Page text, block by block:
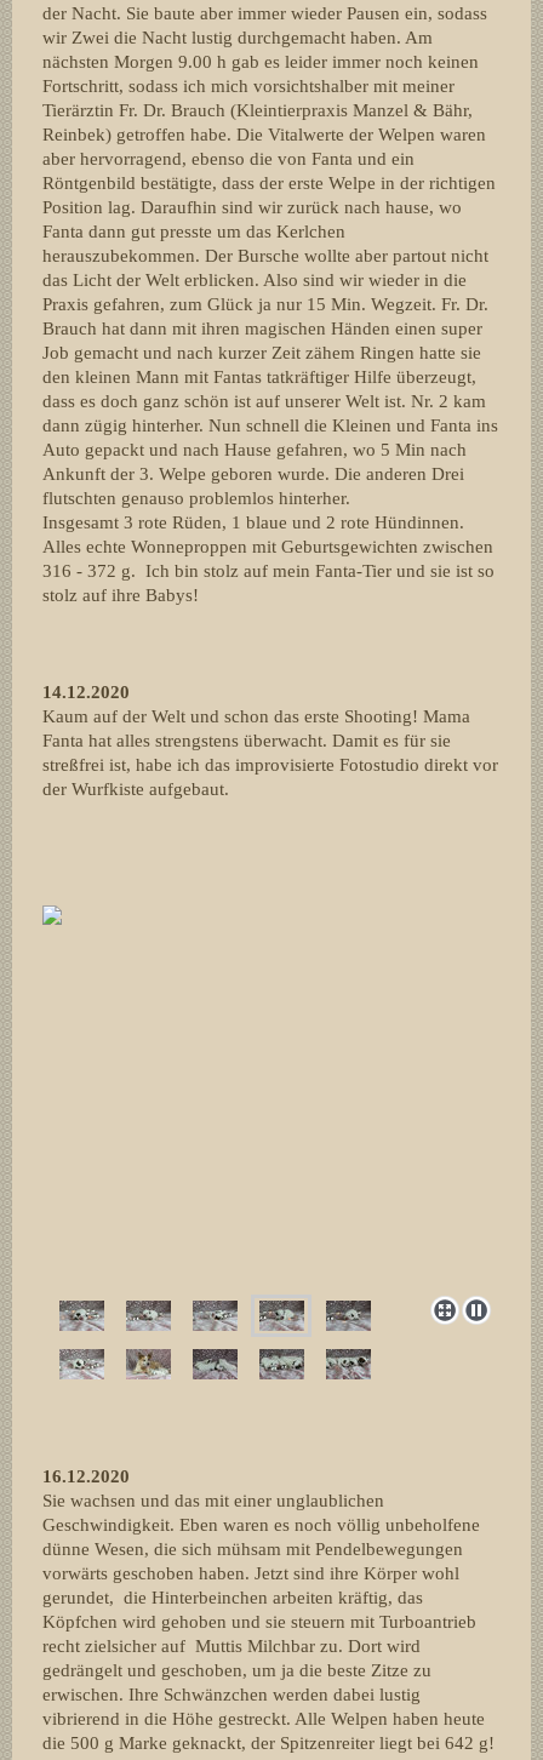
der Nacht. Sie baute aber immer wieder Pausen ein, sodass
wir Zwei die Nacht lustig durchgemacht haben. Am
nächsten Morgen 9.00 h gab es leider immer noch keinen
Fortschritt, sodass ich mich vorsichtshalber mit meiner
Tierärztin Fr. Dr. Brauch (Kleintierpraxis Manzel & Bähr,
Reinbek) getroffen habe. Die Vitalwerte der Welpen waren
aber hervorragend, ebenso die von Fanta und ein
Röntgenbild bestätigte, dass der erste Welpe in der richtigen
Position lag. Daraufhin sind wir zurück nach hause, wo
Fanta dann gut presste um das Kerlchen
herauszubekommen. Der Bursche wollte aber partout nicht
das Licht der Welt erblicken. Also sind wir wieder in die
Praxis gefahren, zum Glück ja nur 15 Min. Wegzeit. Fr. Dr.
Brauch hat dann mit ihren magischen Händen einen super
Job gemacht und nach kurzer Zeit zähem Ringen hatte sie
den kleinen Mann mit Fantas tatkräftiger Hilfe überzeugt,
dass es doch ganz schön ist auf unserer Welt ist. Nr. 2 kam
dann zügig hinterher. Nun schnell die Kleinen und Fanta ins
Auto gepackt und nach Hause gefahren, wo 5 Min nach
Ankunft der 3. Welpe geboren wurde. Die anderen Drei
flutschten genauso problemlos hinterher.
Insgesamt 3 rote Rüden, 1 blaue und 2 rote Hündinnen.
Alles echte Wonneproppen mit Geburtsgewichten zwischen
316 - 372 g. Ich bin stolz auf mein Fanta-Tier und sie ist so
stolz auf ihre Babys!
14.12.2020
Kaum auf der Welt und schon das erste Shooting! Mama
Fanta hat alles strengstens überwacht. Damit es für sie
streßfrei ist, habe ich das improvisierte Fotostudio direkt vor
der Wurfkiste aufgebaut.
16.12.2020
Sie wachsen und das mit einer unglaublichen
Geschwindigkeit. Eben waren es noch völlig unbeholfene
dünne Wesen, die sich mühsam mit Pendelbewegungen
vorwärts geschoben haben. Jetzt sind ihre Körper wohl
gerundet, die Hinterbeinchen arbeiten kräftig, das
Köpfchen wird gehoben und sie steuern mit Turboantrieb
recht zielsicher auf Muttis Milchbar zu. Dort wird
gedrängelt und geschoben, um ja die beste Zitze zu
erwischen. Ihre Schwänzchen werden dabei lustig
vibrierend in die Höhe gestreckt. Alle Welpen haben heute
die 500 g Marke geknackt, der Spitzenreiter liegt bei 642 g!